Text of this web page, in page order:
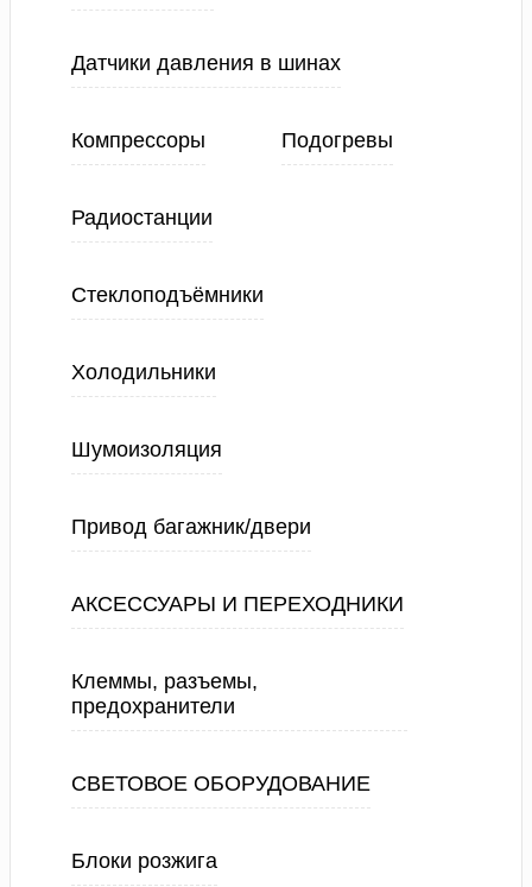
Датчики давления в шинах
Компрессоры Подогревы
Радиостанции
Стеклоподъёмники
Холодильники
Шумоизоляция
Привод багажник/двери
АКСЕССУАРЫ И ПЕРЕХОДНИКИ
Клеммы, разъемы,
предохранители
СВЕТОВОЕ ОБОРУДОВАНИЕ
Блоки розжига